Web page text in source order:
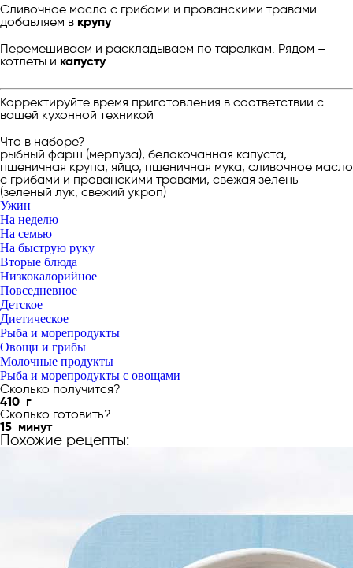
Сливочное масло с грибами и прованскими травами
добавляем в крупу
Перемешиваем и раскладываем по тарелкам. Рядом –
котлеты и капусту
Корректируйте время приготовления в соответствии с
вашей кухонной техникой
Что в наборе?
рыбный фарш (мерлуза), белокочанная капуста,
пшеничная крупа, яйцо, пшеничная мука, сливочное масло
с грибами и прованскими травами, свежая зелень
(зеленый лук, свежий укроп)
Ужин
На неделю
На семью
На быструю руку
Вторые блюда
Низкокалорийное
Повседневное
Детское
Диетическое
Рыба и морепродукты
Овощи и грибы
Молочные продукты
Рыба и морепродукты с овощами
Сколько получится?
410 г
Сколько готовить?
15 минут
Похожие рецепты: